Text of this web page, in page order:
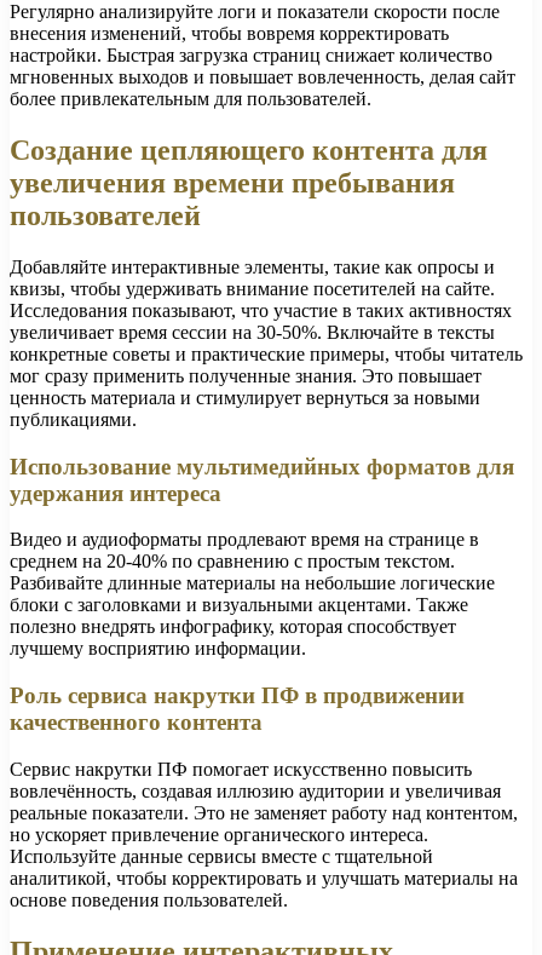
Регулярно анализируйте логи и показатели скорости после
внесения изменений, чтобы вовремя корректировать
настройки. Быстрая загрузка страниц снижает количество
мгновенных выходов и повышает вовлеченность, делая сайт
более привлекательным для пользователей.
Создание цепляющего контента для
увеличения времени пребывания
пользователей
Добавляйте интерактивные элементы, такие как опросы и
квизы, чтобы удерживать внимание посетителей на сайте.
Исследования показывают, что участие в таких активностях
увеличивает время сессии на 30-50%. Включайте в тексты
конкретные советы и практические примеры, чтобы читатель
мог сразу применить полученные знания. Это повышает
ценность материала и стимулирует вернуться за новыми
публикациями.
Использование мультимедийных форматов для
удержания интереса
Видео и аудиоформаты продлевают время на странице в
среднем на 20-40% по сравнению с простым текстом.
Разбивайте длинные материалы на небольшие логические
блоки с заголовками и визуальными акцентами. Также
полезно внедрять инфографику, которая способствует
лучшему восприятию информации.
Роль сервиса накрутки ПФ в продвижении
качественного контента
Сервис накрутки ПФ помогает искусственно повысить
вовлечённость, создавая иллюзию аудитории и увеличивая
реальные показатели. Это не заменяет работу над контентом,
но ускоряет привлечение органического интереса.
Используйте данные сервисы вместе с тщательной
аналитикой, чтобы корректировать и улучшать материалы на
основе поведения пользователей.